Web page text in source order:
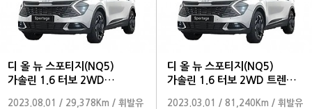
디 올 뉴 스포티지(NQ5)
가솔린 1.6 터보 2WD
2023.08.01 / 29,378Km / 휘발유
디 올 뉴 스포티지(NQ5)
가솔린 1.6 터보 2WD 트렌디
2023.03.01 / 81,240Km / 휘발유